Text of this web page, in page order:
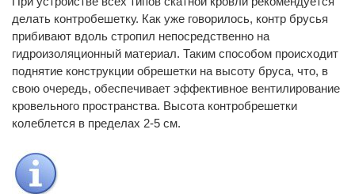
делать контробешетку. Как уже говорилось, контр брусья
прибивают вдоль стропил непосредственно на
гидроизоляционный материал. Таким способом происходит
поднятие конструкции обрешетки на высоту бруса, что, в
свою очередь, обеспечивает эффективное вентилирование
кровельного пространства. Высота контробрешетки
колеблется в пределах 2-5 см.